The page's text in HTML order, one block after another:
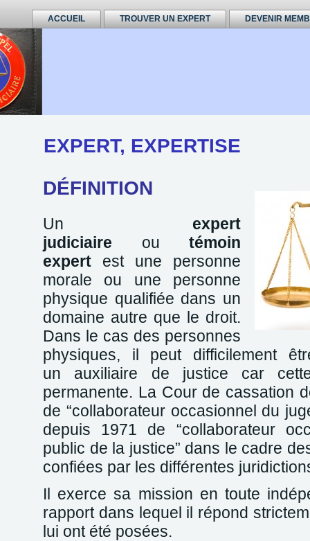
ACCUEIL TROUVER UN EXPERT DEVENIR
EXPERT, EXPERTISE
DÉFINITION
Un expert
judiciaire ou témoin
expert est une personne
morale ou une personne
physique qualifiée dans un
domaine autre que le droit.
Dans le cas des personnes
physiques, il peut difficilement
un auxiliaire de justice car
permanente. La Cour de cassation
de “collaborateur occasionnel du
depuis 1971 de “collaborateur
public de la justice” dans le cadre
confiées par les différentes
Il exerce sa mission en toute
rapport dans lequel il répond
lui ont été posées.